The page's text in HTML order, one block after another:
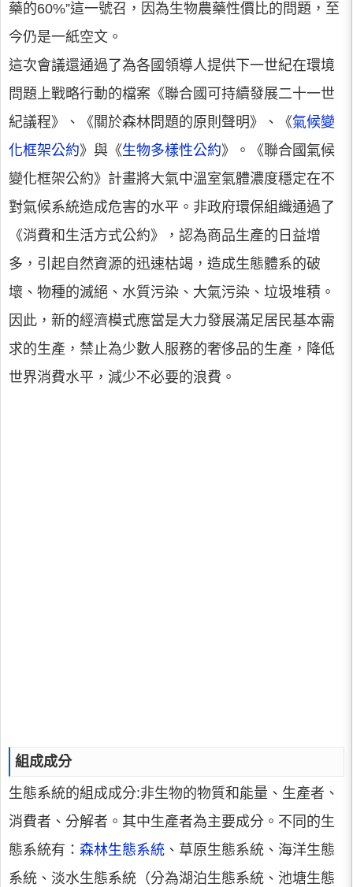
藥的60%”這一號召，因為生物農藥性價比的問題，至
今仍是一紙空文。
這次會議還通過了為各國領導人提供下一世紀在環境
問題上戰略行動的檔案《聯合國可持續發展二十一世
紀議程》、《關於森林問題的原則聲明》、《氣候變
化框架公約》與《生物多樣性公約》。《聯合國氣候
變化框架公約》計畫將大氣中溫室氣體濃度穩定在不
對氣候系統造成危害的水平。非政府環保組織通過了
《消費和生活方式公約》，認為商品生產的日益增
多，引起自然資源的迅速枯竭，造成生態體系的破
壞、物種的滅絕、水質污染、大氣污染、垃圾堆積。
因此，新的經濟模式應當是大力發展滿足居民基本需
求的生產，禁止為少數人服務的奢侈品的生產，降低
世界消費水平，減少不必要的浪費。
組成成分
生態系統的組成成分:非生物的物質和能量、生產者、
消費者、分解者。其中生產者為主要成分。不同的生
態系統有： 森林生態系統 、草原生態系統、海洋生態
系統、淡水生態系統（分為湖泊生態系統、池塘生態